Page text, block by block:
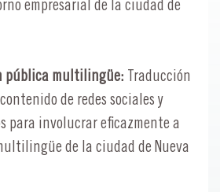
empresarial de la ciudad de
pública multilingüe:
Traducción
de redes sociales y
para involucrar eficazmente a
de la ciudad de Nueva